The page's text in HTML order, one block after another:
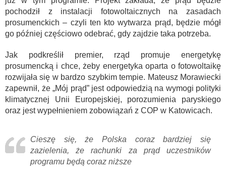
pochodził z instalacji fotowoltaicznych na zasadach
prosumenckich – czyli ten kto wytwarza prąd, będzie mógł
go później częściowo odebrać, gdy zajdzie taka potrzeba.
Jak podkreślił premier, rząd promuje energetykę
prosumencką i chce, żeby energetyka oparta o fotowoltaikę
rozwijała się w bardzo szybkim tempie. Mateusz Morawiecki
zapewnił, że „Mój prąd” jest odpowiedzią na wymogi polityki
klimatycznej Unii Europejskiej, porozumienia paryskiego
oraz jest wypełnieniem zobowiązań z COP w Katowicach.
Cieszę się, że Polska coraz bardziej się
zazielenia, że rachunki za prąd uczestników
programu będą coraz niższe